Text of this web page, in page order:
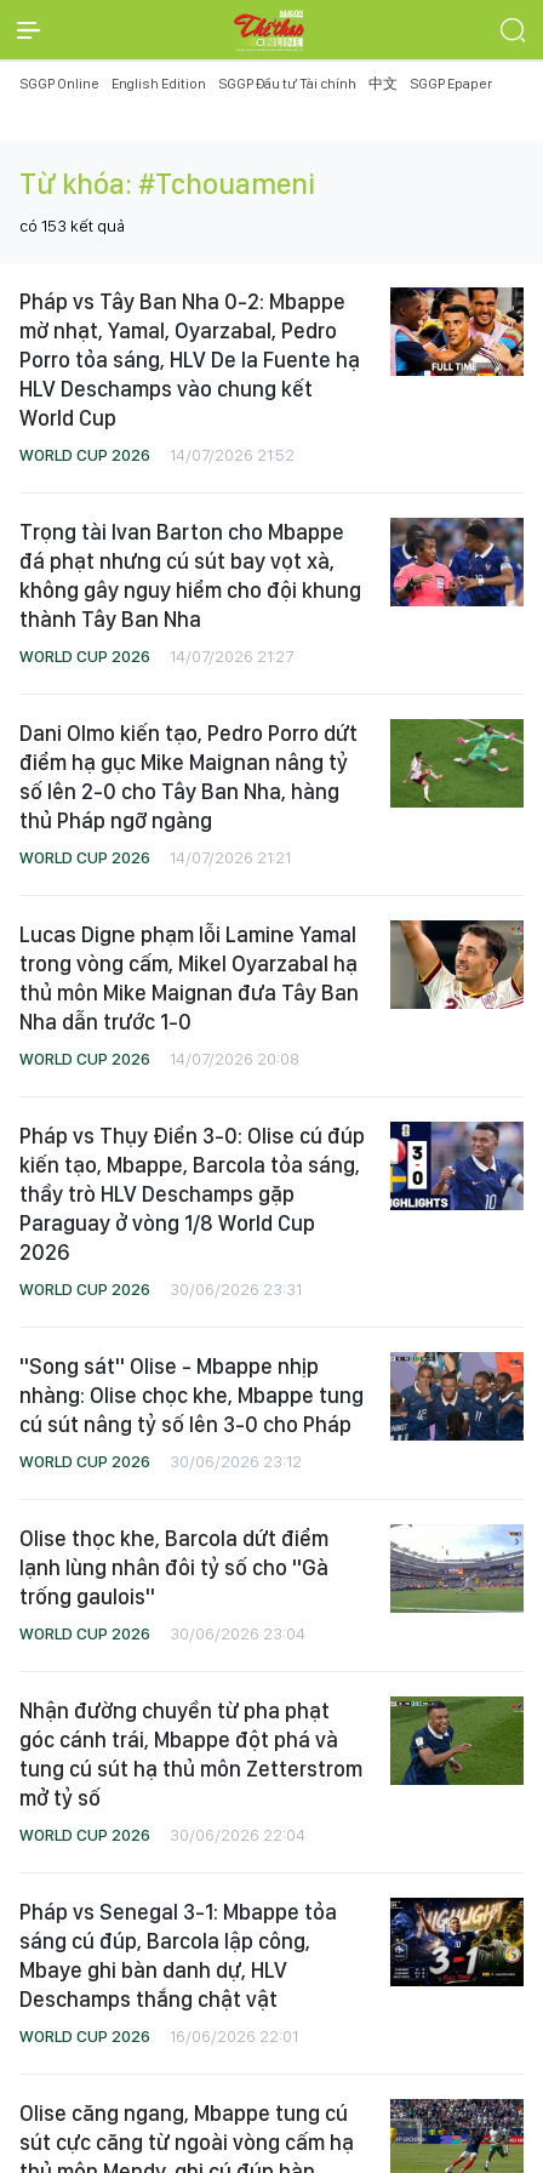
SGGP Online English Edition SGGP Đầu tư Tài chính 中文 SGGP Epaper
Từ khóa: #Tchouameni
có 153 kết quả
Pháp vs Tây Ban Nha 0-2: Mbappe
mờ nhạt, Yamal, Oyarzabal, Pedro
Porro tỏa sáng, HLV De la Fuente hạ
HLV Deschamps vào chung kết
World Cup
WORLD CUP 2026 14/07/2026 21:52
Trọng tài Ivan Barton cho Mbappe
đá phạt nhưng cú sút bay vọt xà,
không gây nguy hiểm cho đội khung
thành Tây Ban Nha
WORLD CUP 2026 14/07/2026 21:27
Dani Olmo kiến tạo, Pedro Porro dứt
điểm hạ gục Mike Maignan nâng tỷ
số lên 2-0 cho Tây Ban Nha, hàng
thủ Pháp ngỡ ngàng
WORLD CUP 2026 14/07/2026 21:21
Lucas Digne phạm lỗi Lamine Yamal
trong vòng cấm, Mikel Oyarzabal hạ
thủ môn Mike Maignan đưa Tây Ban
Nha dẫn trước 1-0
WORLD CUP 2026 14/07/2026 20:08
Pháp vs Thụy Điển 3-0: Olise cú đúp
kiến tạo, Mbappe, Barcola tỏa sáng,
thầy trò HLV Deschamps gặp
Paraguay ở vòng 1/8 World Cup
2026
WORLD CUP 2026 30/06/2026 23:31
"Song sát" Olise - Mbappe nhịp
nhàng: Olise chọc khe, Mbappe tung
cú sút nâng tỷ số lên 3-0 cho Pháp
WORLD CUP 2026 30/06/2026 23:12
Olise thọc khe, Barcola dứt điểm
lạnh lùng nhân đôi tỷ số cho "Gà
trống gaulois"
WORLD CUP 2026 30/06/2026 23:04
Nhận đường chuyền từ pha phạt
góc cánh trái, Mbappe đột phá và
tung cú sút hạ thủ môn Zetterstrom
mở tỷ số
WORLD CUP 2026 30/06/2026 22:04
Pháp vs Senegal 3-1: Mbappe tỏa
sáng cú đúp, Barcola lập công,
Mbaye ghi bàn danh dự, HLV
Deschamps thắng chật vật
WORLD CUP 2026 16/06/2026 22:01
Olise căng ngang, Mbappe tung cú
sút cực căng từ ngoài vòng cấm hạ